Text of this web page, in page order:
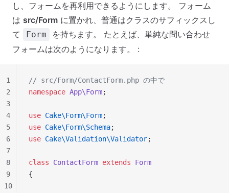
し、フォームを再利用できるようにします。 フォーム
は src/Form に置かれ、普通はクラスのサフィックスし
て
Form
を持ちます。 たとえば、単純な問い合わせ
フォームは次のようになります。 :
// src/Form/ContactForm.php の中で
namespace App\Form;
use Cake\Form\Form;
use Cake\Form\Schema;
use Cake\Validation\Validator;
class ContactForm extends Form
{
1
2
3
4
5
6
7
8
9
10